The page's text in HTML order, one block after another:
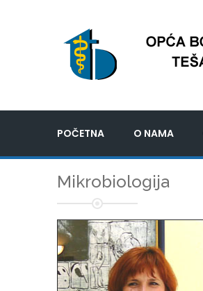
POČETNA O NAMA
Mikrobiologija